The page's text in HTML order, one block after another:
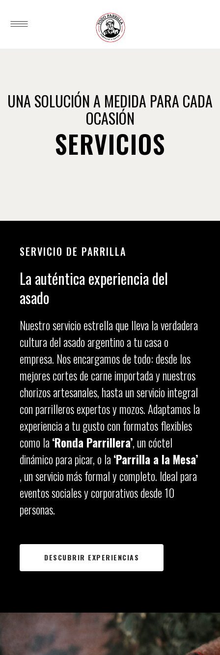
UNA SOLUCIÓN A MEDIDA PARA CADA
OCASIÓN
SERVICIOS
SERVICIO DE PARRILLA
La auténtica experiencia del
asado
Nuestro servicio estrella que lleva la verdadera
cultura del asado argentino a tu casa o
empresa. Nos encargamos de todo: desde los
mejores cortes de carne importada y nuestros
chorizos artesanales, hasta un servicio integral
con parrilleros expertos y mozos. Adaptamos la
experiencia a tu gusto con formatos flexibles
como la ‘Ronda Parrillera’, un cóctel
dinámico para picar, o la ‘Parrilla a la Mesa’
, un servicio más formal y completo. Ideal para
eventos sociales y corporativos desde 10
personas.
DESCUBRIR EXPERIENCIAS